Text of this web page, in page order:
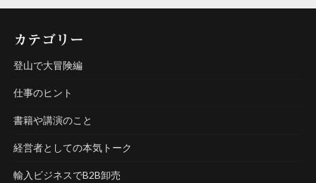
カテゴリー
登山で大冒険編
仕事のヒント
書籍や講演のこと
経営者としての本気トーク
輸入ビジネスでB2B卸売